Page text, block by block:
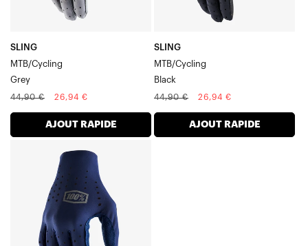
Hydromatic
Gants Femmes
Gants Youth
Gants Homme
SLING
MTB/Cycling
Grey
Prix
44,90 €
Prix
26,94 €
AJOUT RAPIDE
SLING
MTB/Cycling
Black
Prix
44,90 €
Prix
26,94 €
AJOUT RAPIDE